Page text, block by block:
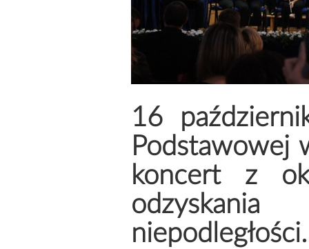
16
Podstawowej
koncert z
niepodległości.